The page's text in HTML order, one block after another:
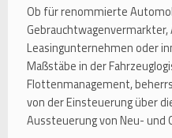
Ob für renommierte
Leasingunternehmen oder
Maßstäbe in der
Flottenmanagement,
von der Einsteuerung über
Aussteuerung von Neu- und